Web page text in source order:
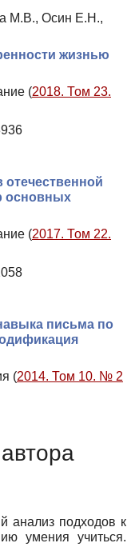
М.В., Осин Е.Н.,
жизнью
(2018. Том 23.
отечественной
основных
(2017. Том 22.
письма по
(2014. Том 10. № 2
анализ подходов к
умения учиться.